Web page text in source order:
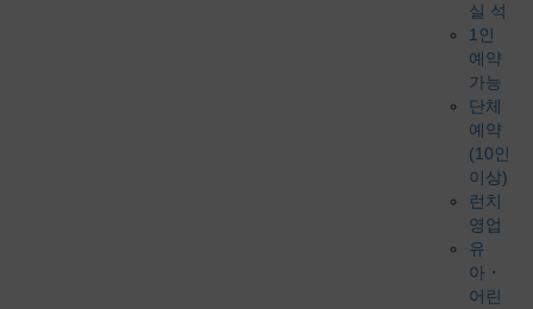
실 석
1인
예약
가능
단체
예약
(10인
이상)
런치
영업
유
아・
어린